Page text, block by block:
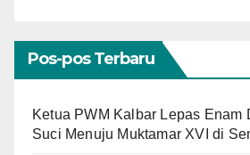
Pos-pos Terbaru
Ketua PWM Kalbar Lepas Enam
Suci Menuju Muktamar XVI di